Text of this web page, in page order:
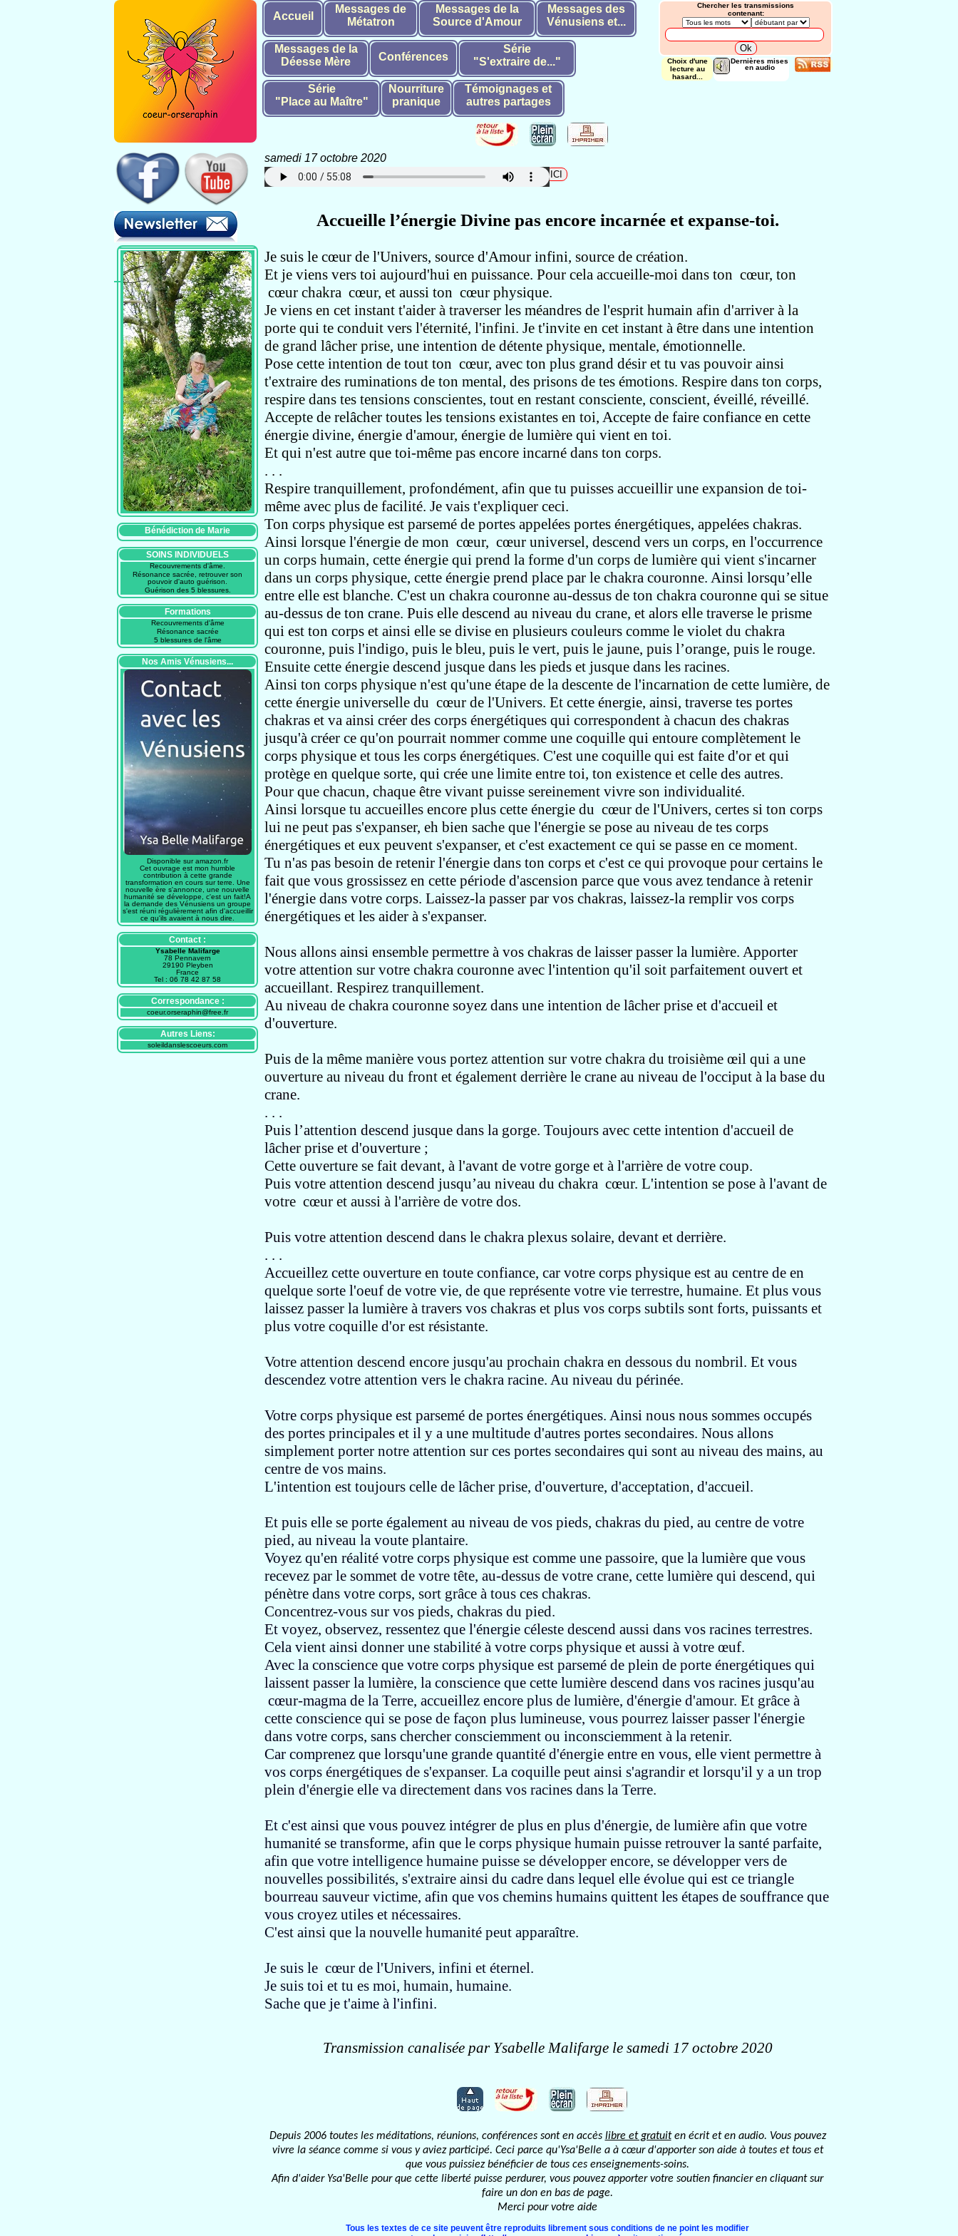
Bénédiction de Marie
SOINS INDIVIDUELS
Recouvrements d'âme.
Résonance sacrée, retrouver son
pouvoir d'auto guérison.
Guérison des 5 blessures.
Formations
Recouvrements d'âme
Résonance sacrée
5 blessures de l'âme
Nos Amis Vénusiens...
Disponible sur amazon.fr
Cet ouvrage est mon humble
contribution à cette grande
transformation en cours sur terre. Une
nouvelle ère s'annonce, une nouvelle
humanité se développe, c'est un fait!A
la demande des Vénusiens un groupe
s'est réuni régulièrement afin d'accueillir
ce qu'ils avaient à nous dire.
Contact :
Ysabelle Malifarge
78 Pennavern
29190 Pleyben
France
Tel : 06 78 42 87 58
Correspondance :
coeur.orseraphin@free.fr
Autres Liens:
soleildanslescoeurs.com
Chercher les transmissions
contenant:
Choix d'une
lecture au
hasard...
Dernières mises
en audio
Accueil
Messages de
Métatron
Messages de la
Source d'Amour
Messages des
Vénusiens et...
Messages de la
Déesse Mère
Conférences
Série
"S'extraire de..."
Série
"Place au Maître"
Nourriture
pranique
Témoignages et
autres partages
samedi 17 octobre 2020
Pour télécharger le fichier audio en format mp3 cliquez
Accueille l’énergie Divine pas encore incarnée et expanse-toi.
Je suis le cœur de l'Univers, source d'Amour infini, source de création.
Et je viens vers toi aujourd'hui en puissance. Pour cela accueille-moi dans ton cœur, ton
cœur chakra cœur, et aussi ton cœur physique.
Je viens en cet instant t'aider à traverser les méandres de l'esprit humain afin d'arriver à la
porte qui te conduit vers l'éternité, l'infini. Je t'invite en cet instant à être dans une intention
de grand lâcher prise, une intention de détente physique, mentale, émotionnelle.
Pose cette intention de tout ton cœur, avec ton plus grand désir et tu vas pouvoir ainsi
t'extraire des ruminations de ton mental, des prisons de tes émotions. Respire dans ton corps,
respire dans tes tensions conscientes, tout en restant consciente, conscient, éveillé, réveillé.
Accepte de relâcher toutes les tensions existantes en toi, Accepte de faire confiance en cette
énergie divine, énergie d'amour, énergie de lumière qui vient en toi.
Et qui n'est autre que toi-même pas encore incarné dans ton corps.
. . .
Respire tranquillement, profondément, afin que tu puisses accueillir une expansion de toi-
même avec plus de facilité. Je vais t'expliquer ceci.
Ton corps physique est parsemé de portes appelées portes énergétiques, appelées chakras.
Ainsi lorsque l'énergie de mon cœur, cœur universel, descend vers un corps, en l'occurrence
un corps humain, cette énergie qui prend la forme d'un corps de lumière qui vient s'incarner
dans un corps physique, cette énergie prend place par le chakra couronne. Ainsi lorsqu’elle
entre elle est blanche. C'est un chakra couronne au-dessus de ton chakra couronne qui se situe
au-dessus de ton crane. Puis elle descend au niveau du crane, et alors elle traverse le prisme
qui est ton corps et ainsi elle se divise en plusieurs couleurs comme le violet du chakra
couronne, puis l'indigo, puis le bleu, puis le vert, puis le jaune, puis l’orange, puis le rouge.
Ensuite cette énergie descend jusque dans les pieds et jusque dans les racines.
Ainsi ton corps physique n'est qu'une étape de la descente de l'incarnation de cette lumière, de
cette énergie universelle du cœur de l'Univers. Et cette énergie, ainsi, traverse tes portes
chakras et va ainsi créer des corps énergétiques qui correspondent à chacun des chakras
jusqu'à créer ce qu'on pourrait nommer comme une coquille qui entoure complètement le
corps physique et tous les corps énergétiques. C'est une coquille qui est faite d'or et qui
protège en quelque sorte, qui crée une limite entre toi, ton existence et celle des autres.
Pour que chacun, chaque être vivant puisse sereinement vivre son individualité.
Ainsi lorsque tu accueilles encore plus cette énergie du cœur de l'Univers, certes si ton corps
lui ne peut pas s'expanser, eh bien sache que l'énergie se pose au niveau de tes corps
énergétiques et eux peuvent s'expanser, et c'est exactement ce qui se passe en ce moment.
Tu n'as pas besoin de retenir l'énergie dans ton corps et c'est ce qui provoque pour certains le
fait que vous grossissez en cette période d'ascension parce que vous avez tendance à retenir
l'énergie dans votre corps. Laissez-la passer par vos chakras, laissez-la remplir vos corps
énergétiques et les aider à s'expanser.
Nous allons ainsi ensemble permettre à vos chakras de laisser passer la lumière. Apporter
votre attention sur votre chakra couronne avec l'intention qu'il soit parfaitement ouvert et
accueillant. Respirez tranquillement.
Au niveau de chakra couronne soyez dans une intention de lâcher prise et d'accueil et
d'ouverture.
Puis de la même manière vous portez attention sur votre chakra du troisième œil qui a une
ouverture au niveau du front et également derrière le crane au niveau de l'occiput à la base du
crane.
. . .
Puis l’attention descend jusque dans la gorge. Toujours avec cette intention d'accueil de
lâcher prise et d'ouverture ;
Cette ouverture se fait devant, à l'avant de votre gorge et à l'arrière de votre coup.
Puis votre attention descend jusqu’au niveau du chakra cœur. L'intention se pose à l'avant de
votre cœur et aussi à l'arrière de votre dos.
Puis votre attention descend dans le chakra plexus solaire, devant et derrière.
. . .
Accueillez cette ouverture en toute confiance, car votre corps physique est au centre de en
quelque sorte l'oeuf de votre vie, de que représente votre vie terrestre, humaine. Et plus vous
laissez passer la lumière à travers vos chakras et plus vos corps subtils sont forts, puissants et
plus votre coquille d'or est résistante.
Votre attention descend encore jusqu'au prochain chakra en dessous du nombril. Et vous
descendez votre attention vers le chakra racine. Au niveau du périnée.
Votre corps physique est parsemé de portes énergétiques. Ainsi nous nous sommes occupés
des portes principales et il y a une multitude d'autres portes secondaires. Nous allons
simplement porter notre attention sur ces portes secondaires qui sont au niveau des mains, au
centre de vos mains.
L'intention est toujours celle de lâcher prise, d'ouverture, d'acceptation, d'accueil.
Et puis elle se porte également au niveau de vos pieds, chakras du pied, au centre de votre
pied, au niveau la voute plantaire.
Voyez qu'en réalité votre corps physique est comme une passoire, que la lumière que vous
recevez par le sommet de votre tête, au-dessus de votre crane, cette lumière qui descend, qui
pénètre dans votre corps, sort grâce à tous ces chakras.
Concentrez-vous sur vos pieds, chakras du pied.
Et voyez, observez, ressentez que l'énergie céleste descend aussi dans vos racines terrestres.
Cela vient ainsi donner une stabilité à votre corps physique et aussi à votre œuf.
Avec la conscience que votre corps physique est parsemé de plein de porte énergétiques qui
laissent passer la lumière, la conscience que cette lumière descend dans vos racines jusqu'au
cœur-magma de la Terre, accueillez encore plus de lumière, d'énergie d'amour. Et grâce à
cette conscience qui se pose de façon plus lumineuse, vous pourrez laisser passer l'énergie
dans votre corps, sans chercher consciemment ou inconsciemment à la retenir.
Car comprenez que lorsqu'une grande quantité d'énergie entre en vous, elle vient permettre à
vos corps énergétiques de s'expanser. La coquille peut ainsi s'agrandir et lorsqu'il y a un trop
plein d'énergie elle va directement dans vos racines dans la Terre.
Et c'est ainsi que vous pouvez intégrer de plus en plus d'énergie, de lumière afin que votre
humanité se transforme, afin que le corps physique humain puisse retrouver la santé parfaite,
afin que votre intelligence humaine puisse se développer encore, se développer vers de
nouvelles possibilités, s'extraire ainsi du cadre dans lequel elle évolue qui est ce triangle
bourreau sauveur victime, afin que vos chemins humains quittent les étapes de souffrance que
vous croyez utiles et nécessaires.
C'est ainsi que la nouvelle humanité peut apparaître.
Je suis le cœur de l'Univers, infini et éternel.
Je suis toi et tu es moi, humain, humaine.
Sache que je t'aime à l'infini.
Transmission canalisée par Ysabelle Malifarge le samedi 17 octobre 2020
Depuis 2006 toutes les méditations, réunions, conférences sont en accès libre et gratuiten écrit et en audio. Vous pouvez
vivre la séance comme si vous y aviez participé. Ceci parce qu'Ysa'Belle a à cœur d'apporter son aide à toutes et tous et
que vous puissiez bénéficier de tous ces enseignements-soins.
Afin d'aider Ysa'Belle pour que cette liberté puisse perdurer, vous pouvez apporter votre soutien financier en cliquant sur
faire un don en bas de page.
Merci pour votre aide
Tous les textes de ce site peuvent être reproduits librement sous conditions de ne point les modifier